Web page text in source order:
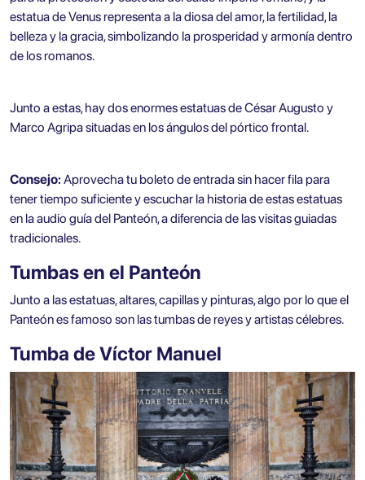
estatua de Venus representa a la diosa del amor, la fertilidad, la
belleza y la gracia, simbolizando la prosperidad y armonía dentro
de los romanos.
Junto a estas, hay dos enormes estatuas de César Augusto y
Marco Agripa situadas en los ángulos del pórtico frontal.
Consejo: Aprovecha tu boleto de entrada sin hacer fila para
tener tiempo suficiente y escuchar la historia de estas estatuas
en la audio guía del Panteón, a diferencia de las visitas guiadas
tradicionales.
Tumbas en el Panteón
Junto a las estatuas, altares, capillas y pinturas, algo por lo que el
Panteón es famoso son las tumbas de reyes y artistas célebres.
Tumba de Víctor Manuel